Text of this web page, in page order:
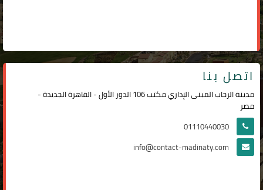
اتصل بنا
مدينة الرحاب المبنى الإداري مكتب 106 الدور الأول - القاهرة الجديدة -
مصر
01110440030
info@contact-madinaty.com